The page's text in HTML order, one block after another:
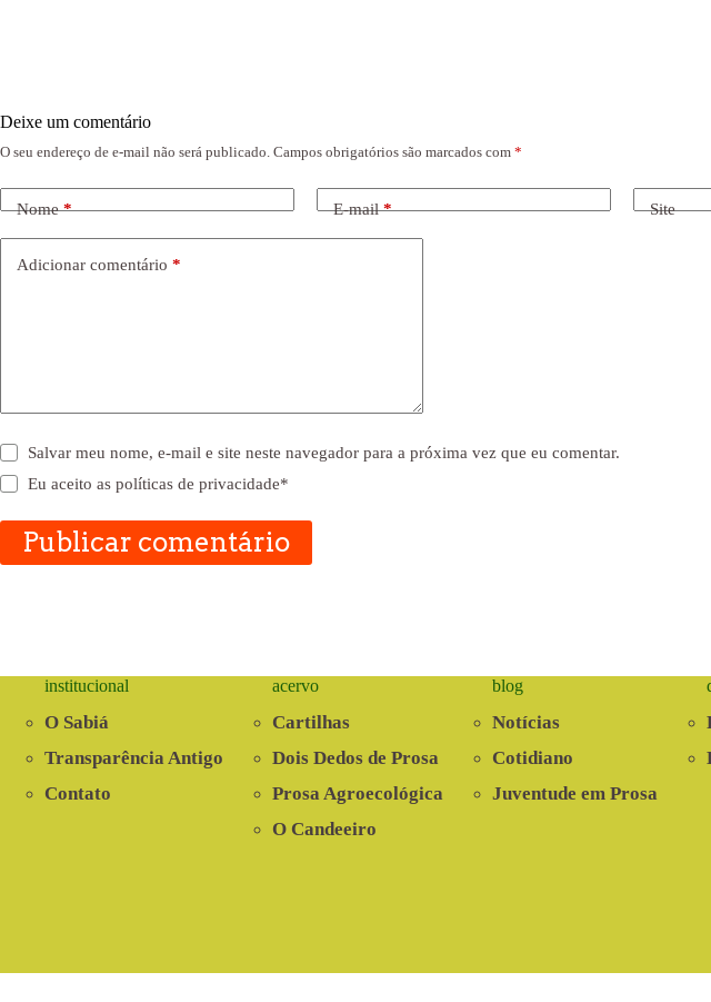
Deixe um comentário
O seu endereço de e-mail não será publicado. Campos obrigatórios são marcados com *
Nome* E-mail* Site
Adicionar comentário *
Salvar meu nome, e-mail e site neste navegador para a próxima vez que eu comentar.
Eu aceito aspolíticas de privacidade*
Publicar comentário
institucional
O Sabiá
Transparência Antigo
Contato
acervo
Cartilhas
Dois Dedos de Prosa
Prosa Agroecológica
O Candeeiro
blog
Notícias
Cotidiano
Juventude em Prosa